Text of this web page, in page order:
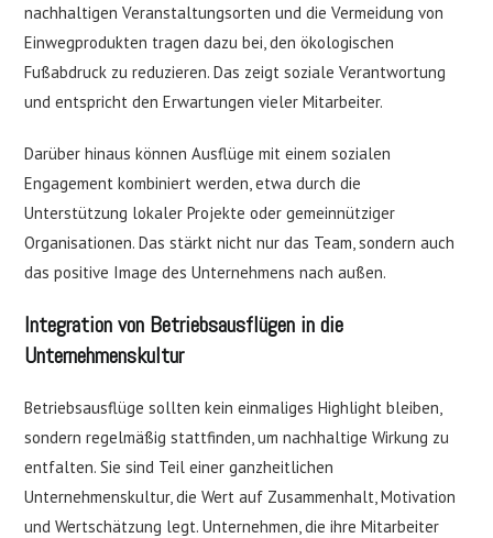
nachhaltigen Veranstaltungsorten und die Vermeidung von
Einwegprodukten tragen dazu bei, den ökologischen
Fußabdruck zu reduzieren. Das zeigt soziale Verantwortung
und entspricht den Erwartungen vieler Mitarbeiter.
Darüber hinaus können Ausflüge mit einem sozialen
Engagement kombiniert werden, etwa durch die
Unterstützung lokaler Projekte oder gemeinnütziger
Organisationen. Das stärkt nicht nur das Team, sondern auch
das positive Image des Unternehmens nach außen.
Integration von Betriebsausflügen in die
Unternehmenskultur
Betriebsausflüge sollten kein einmaliges Highlight bleiben,
sondern regelmäßig stattfinden, um nachhaltige Wirkung zu
entfalten. Sie sind Teil einer ganzheitlichen
Unternehmenskultur, die Wert auf Zusammenhalt, Motivation
und Wertschätzung legt. Unternehmen, die ihre Mitarbeiter